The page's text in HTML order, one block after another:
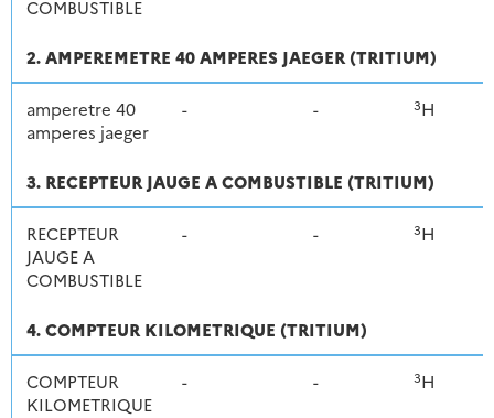
COMBUSTIBLE
2. AMPEREMETRE 40 AMPERES JAEGER (TRITIUM)
amperetre 40
amperes jaeger
- - 3H
3. RECEPTEUR JAUGE A COMBUSTIBLE (TRITIUM)
RECEPTEUR
JAUGE A
COMBUSTIBLE
- - 3H
4. COMPTEUR KILOMETRIQUE (TRITIUM)
COMPTEUR
KILOMETRIQUE
- - 3H